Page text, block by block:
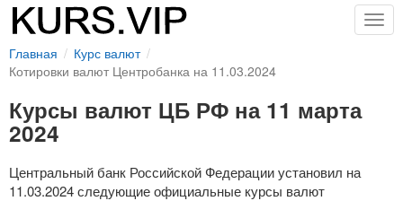
Главная
Курс валют
Котировки валют Центробанка на 11.03.2024
Курсы валют ЦБ РФ на 11 марта
2024
Центральный банк Российской Федерации установил на
11.03.2024 следующие официальные курсы валют